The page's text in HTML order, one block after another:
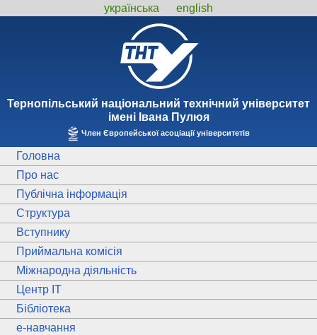
українська english
Тернопiльський національний технiчний унiверситет
iменi Iвана Пулюя
Член Європейської асоціації університетів
Головна
Про нас
Публічна інформація
Структура
Вступнику
Приймальна комісія
Міжнародна діяльність
Центр ІТ
Бібліотека
e-навчання